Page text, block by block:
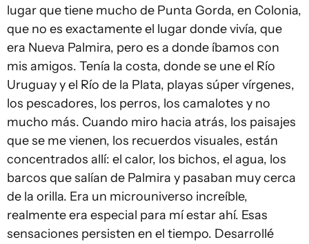
lugar que tiene mucho de Punta Gorda, en Colonia,
que no es exactamente el lugar donde vivía, que
era Nueva Palmira, pero es a donde íbamos con
mis amigos. Tenía la costa, donde se une el Río
Uruguay y el Río de la Plata, playas súper vírgenes,
los pescadores, los perros, los camalotes y no
mucho más. Cuando miro hacia atrás, los paisajes
que se me vienen, los recuerdos visuales, están
concentrados allí: el calor, los bichos, el agua, los
barcos que salían de Palmira y pasaban muy cerca
de la orilla. Era un microuniverso increíble,
realmente era especial para mí estar ahí. Esas
sensaciones persisten en el tiempo. Desarrollé